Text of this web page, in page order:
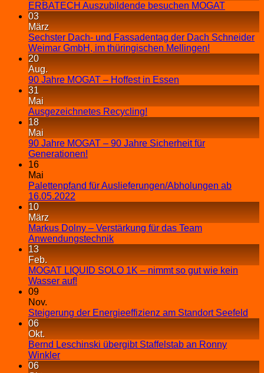
ERBATECH Auszubildende besuchen MOGAT
03
März
Sechster Dach- und Fassadentag der Dach Schneider
Weimar GmbH, im thüringischen Mellingen!
20
Aug.
90 Jahre MOGAT – Hoffest in Essen
31
Mai
Ausgezeichnetes Recycling!
18
Mai
90 Jahre MOGAT – 90 Jahre Sicherheit für
Generationen!
16
Mai
Palettenpfand für Auslieferungen/Abholungen ab
16.05.2022
10
März
Markus Dolny – Verstärkung für das Team
Anwendungstechnik
13
Feb.
MOGAT LIQUID SOLO 1K – nimmt so gut wie kein
Wasser auf!
09
Nov.
Steigerung der Energieeffizienz am Standort Seefeld
06
Okt.
Bernd Leschinski übergibt Staffelstab an Ronny
Winkler
06